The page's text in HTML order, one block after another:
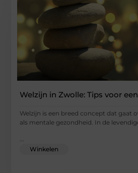
Welzijn in Zwolle: Tips voor
Welzijn is een breed concept dat gaat
als mentale gezondheid. In de
Winkelen